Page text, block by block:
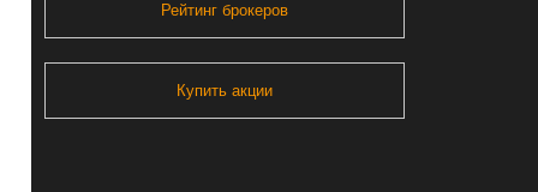
Рейтинг брокеров
Купить акции